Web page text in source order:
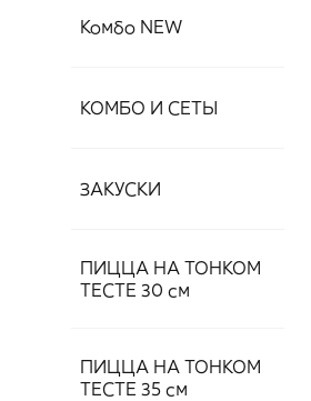
Комбо NEW
КОМБО И СЕТЫ
ЗАКУСКИ
ПИЦЦА НА ТОНКОМ
ТЕСТЕ 30 см
ПИЦЦА НА ТОНКОМ
ТЕСТЕ 35 см